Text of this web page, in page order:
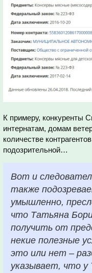
К примеру, конкуренты
интернатам, домам
количестве
подозрительной…
Вот и
также
умышленно,
что Татьяна
получить от
некие полезные
это или нет –
указывает, что у